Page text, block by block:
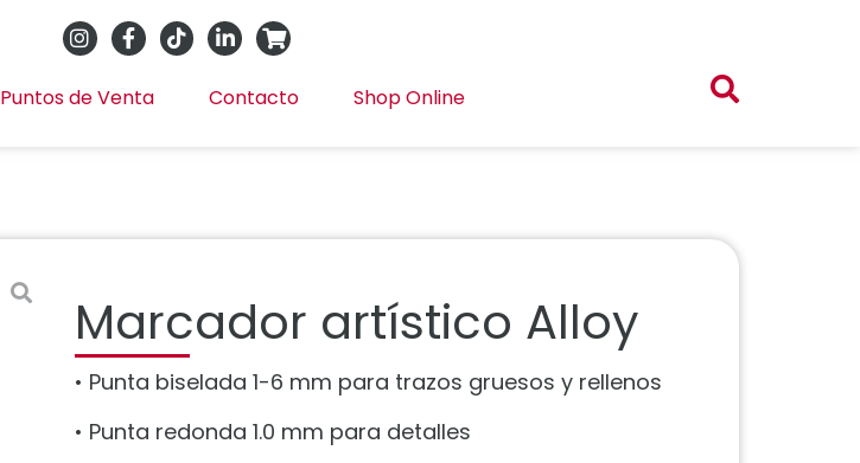
Puntos de Venta Contacto Shop Online
Marcador artístico Alloy
• Punta biselada 1-6 mm para trazos gruesos y rellenos
• Punta redonda 1.0 mm para detalles